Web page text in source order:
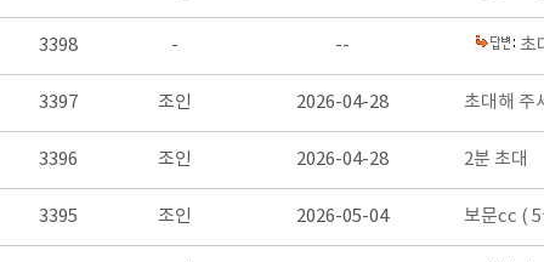
3398 - -- 초
3397 조인 2026-04-28 초대해 주
3396 조인 2026-04-28 2분 초대
3395 조인 2026-05-04 보문cc (